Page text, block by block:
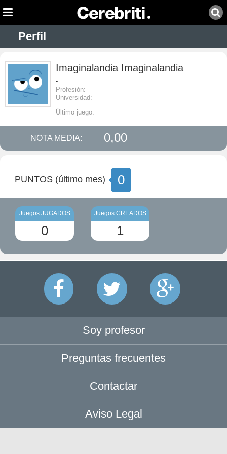
Perfil
Imaginalandia Imaginalandia
-
Profesión:
Universidad:
Último juego:
NOTA MEDIA: 0,00
PUNTOS (último mes) 0
Juegos JUGADOS
0
Juegos CREADOS
1
Soy profesor
Preguntas frecuentes
Contactar
Aviso Legal